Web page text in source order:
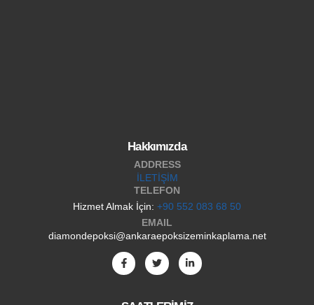
Hakkımızda
ADDRESS
İLETİŞİM
TELEFON
Hizmet Almak İçin: +90 552 083 68 50
EMAIL
diamondepoksi@ankaraepoksizeminkaplama.net